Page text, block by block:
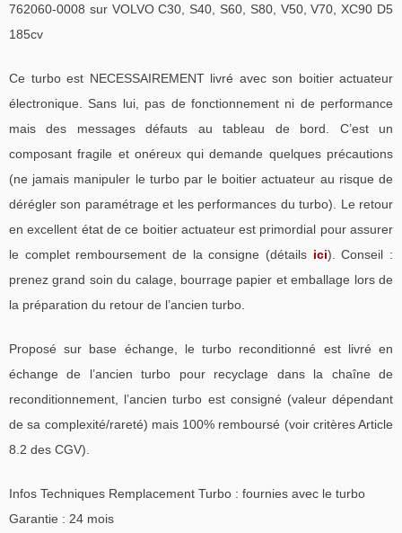
762060-0008 sur VOLVO C30, S40, S60, S80, V50, V70, XC90 D5
185cv
Ce turbo est NECESSAIREMENT livré avec son boitier actuateur
électronique. Sans lui, pas de fonctionnement ni de performance
mais des messages défauts au tableau de bord. C’est un
composant fragile et onéreux qui demande quelques précautions
(ne jamais manipuler le turbo par le boitier actuateur au risque de
dérégler son paramétrage et les performances du turbo). Le retour
en excellent état de ce boitier actuateur est primordial pour assurer
le complet remboursement de la consigne (détails ici). Conseil :
prenez grand soin du calage, bourrage papier et emballage lors de
la préparation du retour de l’ancien turbo.
Proposé sur base échange, le turbo reconditionné est livré en
échange de l’ancien turbo pour recyclage dans la chaîne de
reconditionnement, l’ancien turbo est consigné (valeur dépendant
de sa complexité/rareté) mais 100% remboursé (voir critères Article
8.2 des CGV).
Infos Techniques Remplacement Turbo : fournies avec le turbo
Garantie : 24 mois